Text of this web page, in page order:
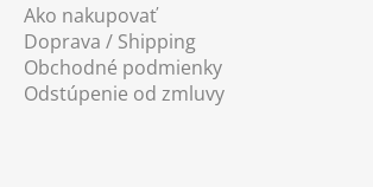
Ako nakupovať
Doprava / Shipping
Obchodné podmienky
Odstúpenie od zmluvy